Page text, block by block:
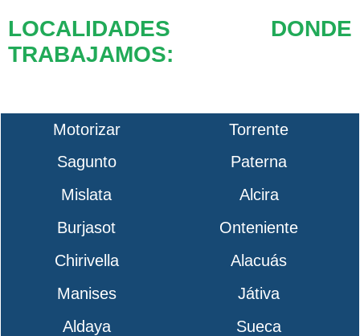
LOCALIDADES DONDE
TRABAJAMOS:
Motorizar
Torrente
Sagunto
Paterna
Mislata
Alcira
Burjasot
Onteniente
Chirivella
Alacuás
Manises
Játiva
Aldaya
Sueca